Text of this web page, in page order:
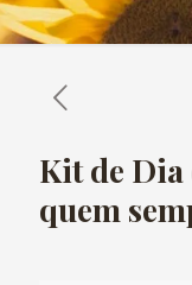
Kit de Dia
quem